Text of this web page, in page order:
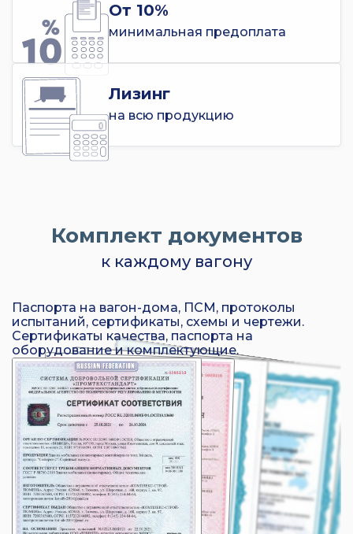
От 10%
минимальная предоплата
Лизинг
на всю продукцию
Комплект документов
к каждому вагону
Паспорта на вагон-дома, ПСМ, протоколы
испытаний, сертификаты, схемы и чертежи.
Сертификаты качества, паспорта на
оборудование и комплектующие.